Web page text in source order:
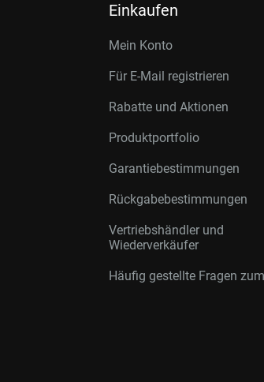
Einkaufen
Mein Konto
Für E-Mail registrieren
Rabatte und Aktionen
Produktportfolio
Garantiebestimmungen
Rückgabebestimmungen
Vertriebshändler und
Wiederverkäufer
Häufig gestellte Fragen